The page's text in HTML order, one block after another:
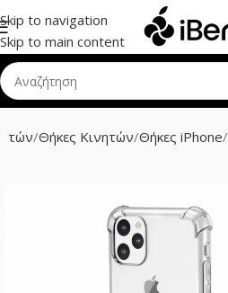
Skip to navigation
Skip to main content
Θήκες Κινητών Θήκες iPhone